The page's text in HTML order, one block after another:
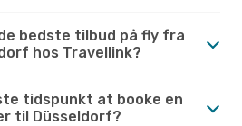
bedste tilbud på fly fra
hos Travellink?
tidspunkt at booke en
til Düsseldorf?